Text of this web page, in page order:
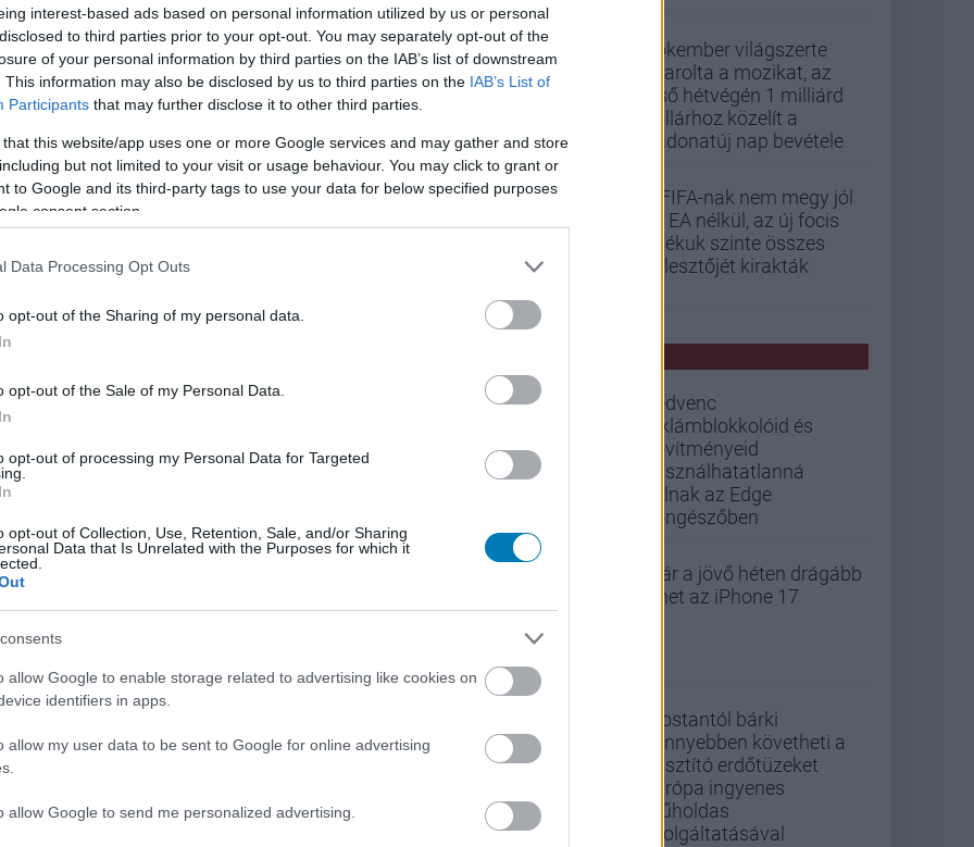
interest-based ads based on personal information utilized by us or personal
to third parties prior to your opt-out. You may separately opt-out of the
of your personal information by third parties on the IAB’s list of downstream
This information may also be disclosed by us to third parties on the IAB’s List of
Participants that may further disclose it to other third parties.
that this website/app uses one or more Google services and may gather and store
but not limited to your visit or usage behaviour. You may click to grant or
to Google and its third-party tags to use your data for below specified purposes
consent section.
Data Processing Opt Outs
opt-out of the Sharing of my personal data.
opt-out of the Sale of my Personal Data.
opt-out of processing my Personal Data for Targeted
opt-out of Collection, Use, Retention, Sale, and/or Sharing
Data that Is Unrelated with the Purposes for which it
allow Google to enable storage related to advertising like cookies on
identifiers in apps.
allow my user data to be sent to Google for online advertising
allow Google to send me personalized advertising.
amitől a sorozat annak idején emlékezetes lett.
pedig a normális közlekedés minden írott és
szimulátor, inkább egy villámgyors árkádos
a taxi pedig kaszkadőrjárművé.
Crazy Taxi visszatérése már 2023 óta ott lógott a
sorozatát is újra előveszi, és a Crazy Taxi
a Streets of Rage is bekerült ebbe a feltámasztási
hangulata – Jön a második forduló! (X)
Pókember világszerte
letarolta a mozikat, az
első hétvégén 1 milliárd
dollárhoz közelít a
Vadonatúj nap bevétele
A FIFA-nak nem megy jól
az EA nélkül, az új focis
játékuk szinte összes
fejlesztőjét kirakták
Kedvenc
reklámblokkolóid és
bővítményeid
használhatatlanná
válnak az Edge
böngészőben
Már a jövő héten drágább
lehet az iPhone 17
Mostantól bárki
könnyebben követheti a
pusztító erdőtüzeket
Európa ingyenes
műholdas
szolgáltatásával